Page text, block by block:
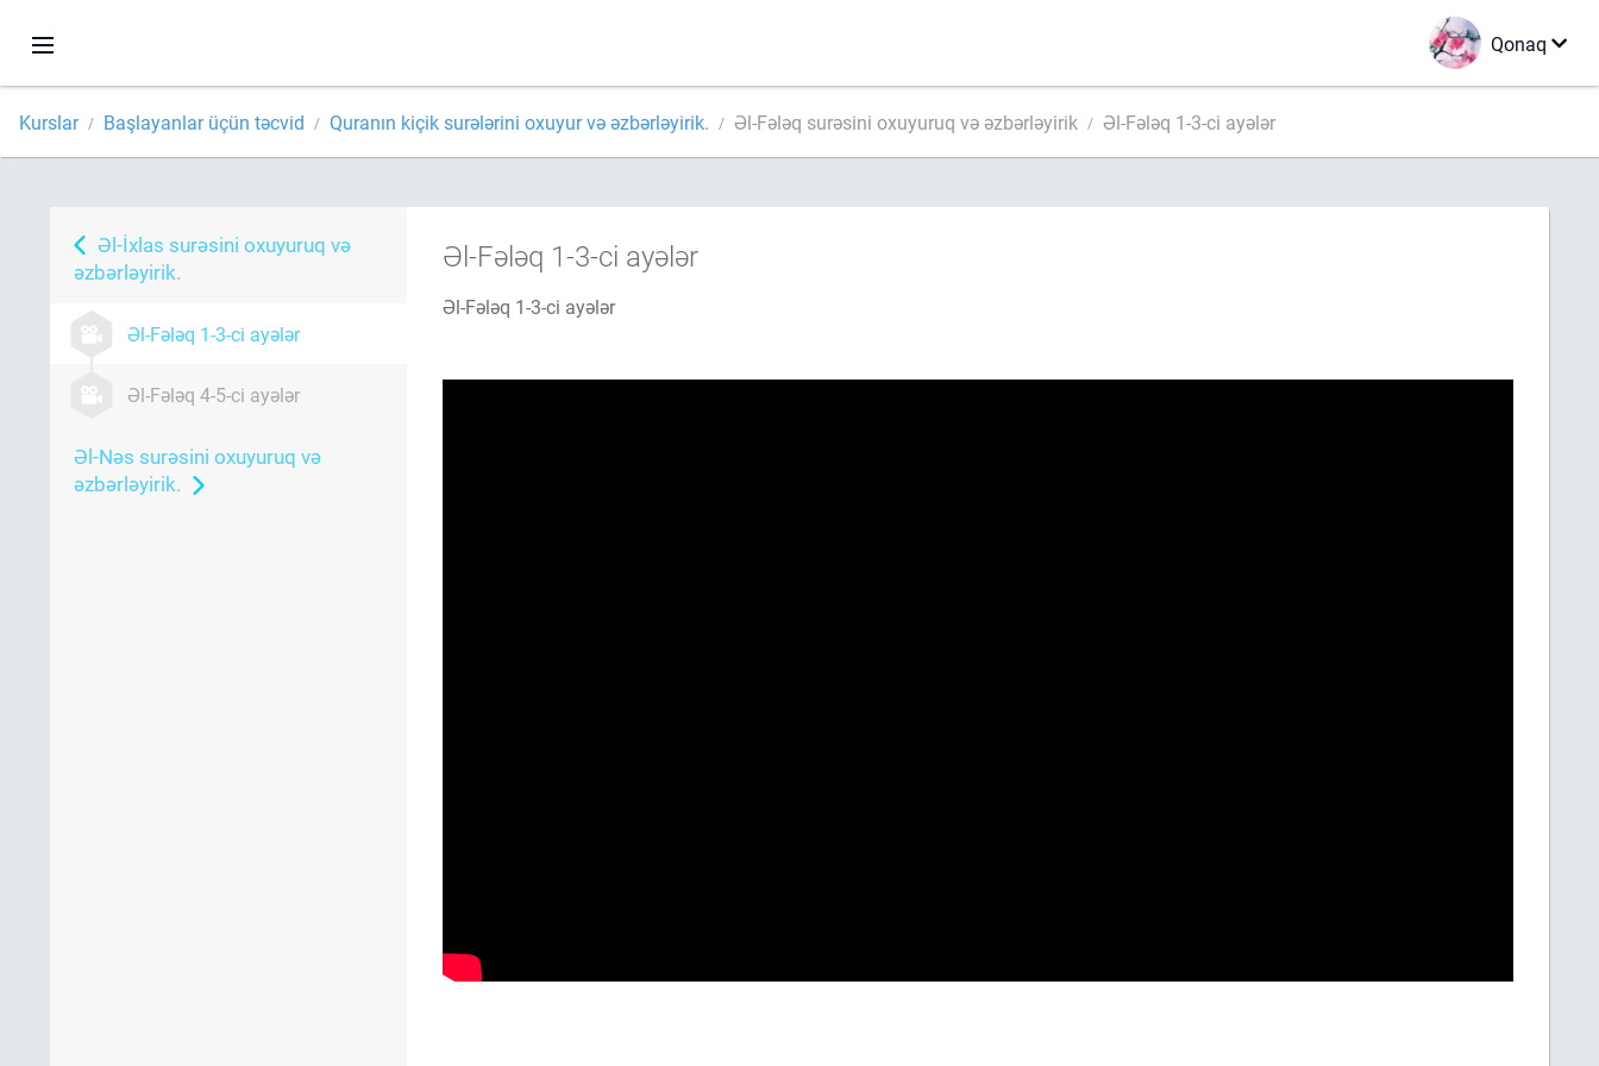
Qonaq
Kurslar Başlayanlar üçün təcvid Quranın kiçik surələrini oxuyur və əzbərləyirik. Əl-Fələq surəsini oxuyuruq və əzbərləyirik Əl-Fələq 1-3-ci ayələr
Əl-İxlas surəsini oxuyuruq və
əzbərləyirik.
Əl-Fələq 1-3-ci ayələr
Əl-Fələq 4-5-ci ayələr
Əl-Nəs surəsini oxuyuruq və
əzbərləyirik.
Əl-Fələq 1-3-ci ayələr
Əl-Fələq 1-3-ci ayələr